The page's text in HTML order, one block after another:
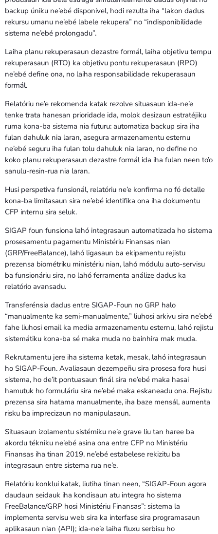
backup úniku ne’ebé disponivel, hodi rezulta iha “lakon dadus
rekursu umanu ne’ebé labele rekupera” no “indisponibilidade
sistema ne’ebé prolongadu”.
Laiha planu rekuperasaun dezastre formál, laiha objetivu tempu
rekuperasaun (RTO) ka objetivu pontu rekuperasaun (RPO)
ne’ebé define ona, no laiha responsabilidade rekuperasaun
formál.
Relatóriu ne’e rekomenda katak rezolve situasaun ida-ne’e
tenke trata hanesan prioridade ida, molok desizaun estratéjiku
ruma kona-ba sistema nia futuru: automatiza backup sira iha
fulan dahuluk nia laran, asegura armazenamentu esternu
ne’ebé seguru iha fulan tolu dahuluk nia laran, no define no
koko planu rekuperasaun dezastre formál ida iha fulan neen to’o
sanulu-resin-rua nia laran.
Husi perspetiva funsionál, relatóriu ne’e konfirma no fó detalle
kona-ba limitasaun sira ne’ebé identifika ona iha dokumentu
CFP internu sira seluk.
SIGAP foun funsiona lahó integrasaun automatizada ho sistema
prosesamentu pagamentu Ministériu Finansas nian
(GRP/FreeBalance), lahó ligasaun ba ekipamentu rejistu
prezensa biométriku ministériu nian, lahó módulu auto-servisu
ba funsionáriu sira, no lahó ferramenta análize dadus ka
relatório avansadu.
Transferénsia dadus entre SIGAP-Foun no GRP halo
“manualmente ka semi-manualmente,” liuhosi arkivu sira ne’ebé
fahe liuhosi email ka media armazenamentu esternu, lahó rejistu
sistemátiku kona-ba sé maka muda no bainhira mak muda.
Rekrutamentu jere iha sistema ketak, mesak, lahó integrasaun
ho SIGAP-Foun. Avaliasaun dezempeñu sira prosesa fora husi
sistema, ho de’it pontuasaun finál sira ne’ebé maka hasai
hamutuk ho formuláriu sira ne’ebé maka eskaneadu ona. Rejistu
prezensa sira hatama manualmente, iha baze mensál, aumenta
risku ba imprecizaun no manipulasaun.
Situasaun izolamentu sistémiku ne’e grave liu tan haree ba
akordu tékniku ne’ebé asina ona entre CFP no Ministériu
Finansas iha tinan 2019, ne’ebé estabelese rekizitu ba
integrasaun entre sistema rua ne’e.
Relatóriu konklui katak, liutiha tinan neen, “SIGAP-Foun agora
daudaun seidauk iha kondisaun atu integra ho sistema
FreeBalance/GRP hosi Ministériu Finansas”: sistema la
implementa servisu web sira ka interfase sira programasaun
aplikasaun nian (API); ida-ne’e laiha fluxu serbisu ho